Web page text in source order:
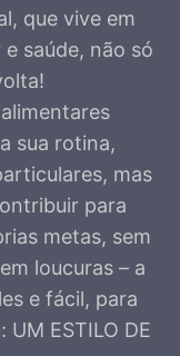
que vive em
saúde, não só
sua rotina,
mas
para
metas, sem
loucuras – a
e fácil, para
ESTILO DE